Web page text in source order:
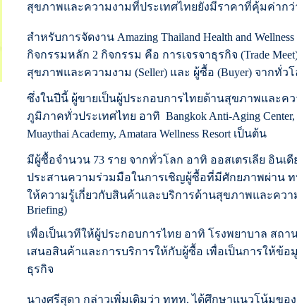
สุขภาพและความงามที่ประเทศไทยยังมีราคาที่คุ้มค่าก
สำหรับการจัดงาน Amazing Thailand Health and
กิจกรรมหลัก 2 กิจกรรม คือ การเจรจาธุรกิจ (Trade
สุขภาพและความงาม (Seller) และ ผู้ซื้อ (Buyer) จากทั่ว
ซึ่งในปีนี้ ผู้ขายเป็นผู้ประกอบการไทยด้านสุขภาพและค
ภูมิภาคทั่วประเทศไทย อาทิ Bangkok Anti-Aging Center,
Muaythai Academy, Amatara Wellness Resort เป็นต้น
มีผู้ซื้อจำนวน 73 ราย จากทั่วโลก อาทิ ออสเตรเลีย อินเ
ประสานความร่วมมือในการเชิญผู้ซื้อที่มีศักยภาพผ่าน
ให้ความรู้เกี่ยวกับสินค้าและบริการด้านสุขภาพและความง
Briefing)
เพื่อเป็นเวทีให้ผู้ประกอบการไทย อาทิ โรงพยาบาล สถา
เสนอสินค้าและการบริการให้กับผู้ซื้อ เพื่อเป็นการให้ข้อ
ธุรกิจ
นางศรีสุดา กล่าวเพิ่มเติมว่า ททท. ได้ศึกษาแนวโน้มของ